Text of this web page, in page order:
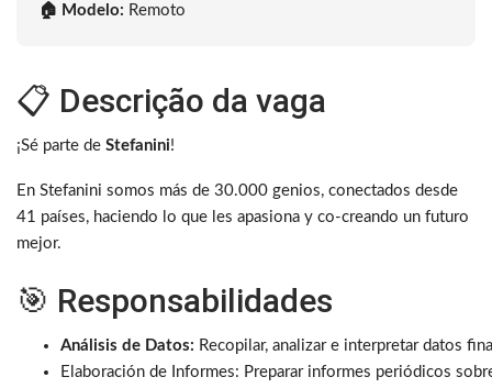
🏠 Modelo: Remoto
📋 Descrição da vaga
¡Sé parte de Stefanini!
En Stefanini somos más de 30.000 genios, conectados desde
41 países, haciendo lo que les apasiona y co-creando un futuro
mejor.
🎯 Responsabilidades
Análisis de Datos: Recopilar, analizar e interpretar datos
Elaboración de Informes: Preparar informes periódicos